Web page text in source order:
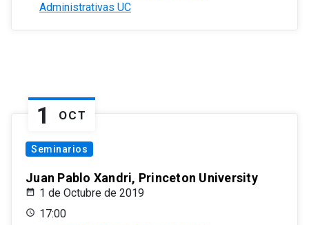
Administrativas UC
1 OCT
Seminarios
Juan Pablo Xandri, Princeton University
1 de Octubre de 2019
17:00